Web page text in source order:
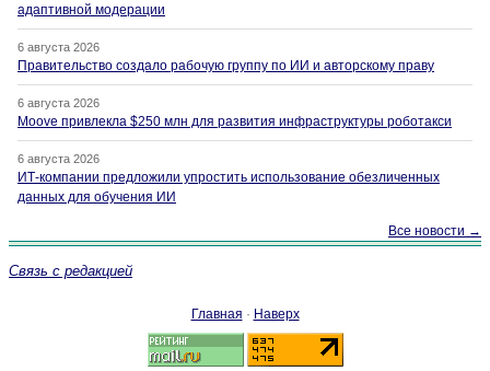
адаптивной модерации
6 августа 2026
Правительство создало рабочую группу по ИИ и авторскому праву
6 августа 2026
Moove привлекла $250 млн для развития инфраструктуры роботакси
6 августа 2026
ИТ-компании предложили упростить использование обезличенных
данных для обучения ИИ
Все новости →
Связь с редакцией
Главная · Наверх